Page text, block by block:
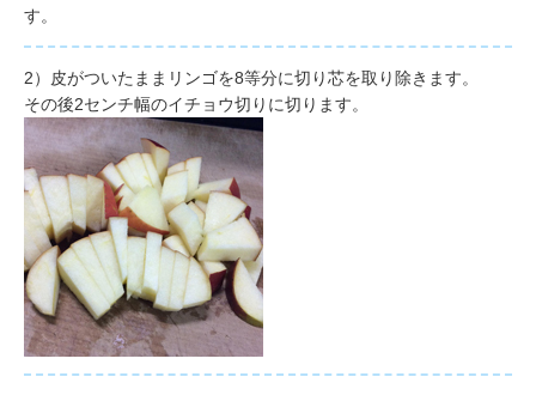
す。
2）
皮がついたままリンゴを8等分に切り芯を取り除きます。
その後2センチ幅のイチョウ切りに切ります。